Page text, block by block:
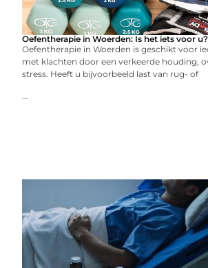
Oefentherapie in Woerden: Is het iets voor u?
Oefentherapie in Woerden is geschikt voor
met klachten door een verkeerde houding,
stress. Heeft u bijvoorbeeld last van rug- of
...